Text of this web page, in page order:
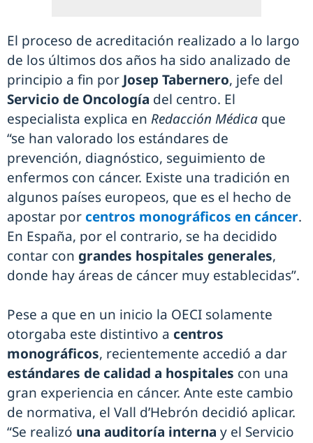
El proceso de acreditación realizado a lo largo
de los últimos dos años ha sido analizado de
principio a fin por Josep Tabernero, jefe del
Servicio de Oncología del centro. El
especialista explica en Redacción Médica que
“se han valorado los estándares de
prevención, diagnóstico, seguimiento de
enfermos con cáncer. Existe una tradición en
algunos países europeos, que es el hecho de
apostar por centros monográficos en cáncer.
En España, por el contrario, se ha decidido
contar con grandes hospitales generales,
donde hay áreas de cáncer muy establecidas”.
Pese a que en un inicio la OECI solamente
otorgaba este distintivo a centros
monográficos, recientemente accedió a dar
estándares de calidad a hospitales con una
gran experiencia en cáncer. Ante este cambio
de normativa, el Vall d’Hebrón decidió aplicar.
“Se realizó una auditoría interna y el Servicio